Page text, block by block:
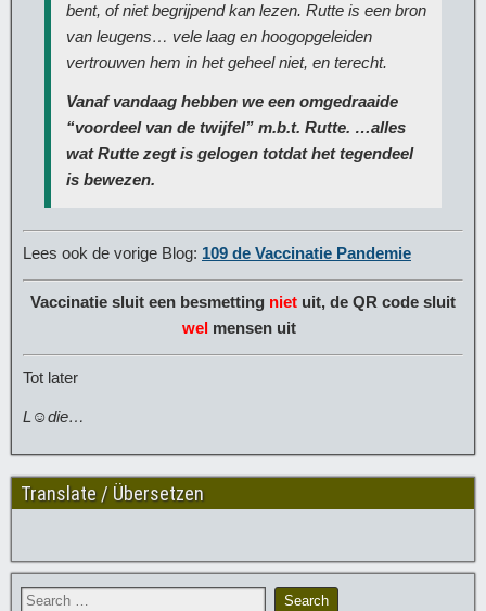
bent, of niet begrijpend kan lezen. Rutte is een bron
van leugens… vele laag en hoogopgeleiden
vertrouwen hem in het geheel niet, en terecht.
Vanaf vandaag hebben we een omgedraaide
“voordeel van de twijfel” m.b.t. Rutte. …alles
wat Rutte zegt is gelogen totdat het tegendeel
is bewezen.
Lees ook de vorige Blog: 109 de Vaccinatie Pandemie
Vaccinatie sluit een besmetting niet uit, de QR code sluit
welmensen uit
Tot later
L☺die…
Translate / Übersetzen